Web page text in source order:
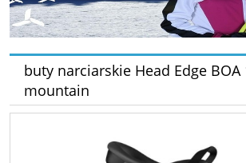
buty narciarskie Head Edge BOA
mountain